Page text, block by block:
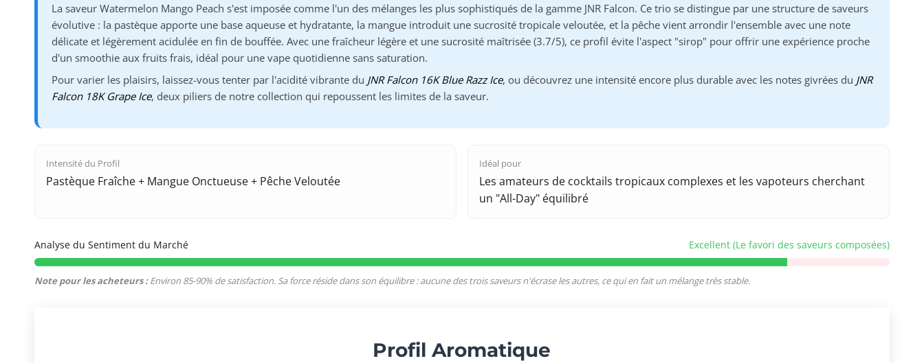
La saveur Watermelon Mango Peach s'est imposée comme l'un des mélanges les plus sophistiqués de la gamme JNR Falcon. Ce trio se distingue par une structure de saveurs
évolutive : la pastèque apporte une base aqueuse et hydratante, la mangue introduit une sucrosité tropicale veloutée, et la pêche vient arrondir l'ensemble avec une note
délicate et légèrement acidulée en fin de bouffée. Avec une fraîcheur légère et une sucrosité maîtrisée (3.7/5), ce profil évite l'aspect "sirop" pour offrir une expérience proche
d'un smoothie aux fruits frais, idéal pour une vape quotidienne sans saturation.
Pour varier les plaisirs, laissez-vous tenter par l'acidité vibrante du JNR Falcon 16K Blue Razz Ice, ou découvrez une intensité encore plus durable avec les notes givrées du JNR
Falcon 18K Grape Ice, deux piliers de notre collection qui repoussent les limites de la saveur.
Intensité du Profil
Pastèque Fraîche + Mangue Onctueuse + Pêche Veloutée
Idéal pour
Les amateurs de cocktails tropicaux complexes et les vapoteurs cherchant
un "All-Day" équilibré
Analyse du Sentiment du Marché Excellent (Le favori des saveurs composées)
Note pour les acheteurs :Environ 85-90% de satisfaction. Sa force réside dans son équilibre : aucune des trois saveurs n'écrase les autres, ce qui en fait un mélange très stable.
Profil Aromatique